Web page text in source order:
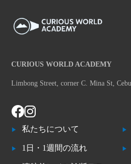
CURIOUS WORLD ACADEMY
Limbong Street, corner C. Mina St,
私たちについて
1日・1週間の流れ